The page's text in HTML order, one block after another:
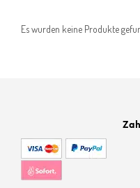
Es wurden keine Produkte